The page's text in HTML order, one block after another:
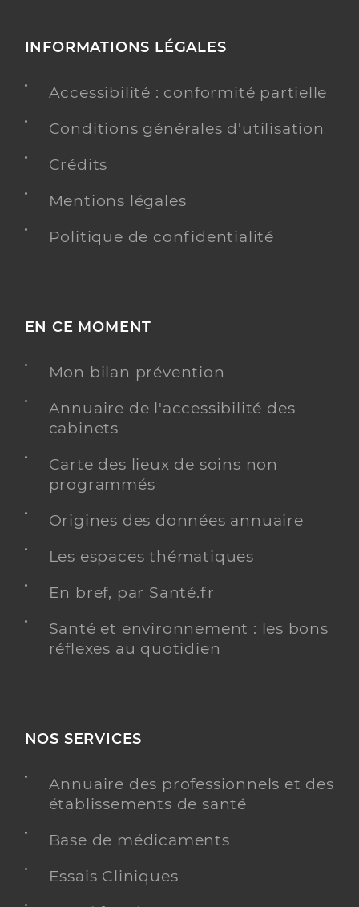
INFORMATIONS LÉGALES
Accessibilité : conformité partielle
Conditions générales d'utilisation
Crédits
Mentions légales
Politique de confidentialité
EN CE MOMENT
Mon bilan prévention
Annuaire de l'accessibilité des
cabinets
Carte des lieux de soins non
programmés
Origines des données annuaire
Les espaces thématiques
En bref, par Santé.fr
Santé et environnement : les bons
réflexes au quotidien
NOS SERVICES
Annuaire des professionnels et des
établissements de santé
Base de médicaments
Essais Cliniques